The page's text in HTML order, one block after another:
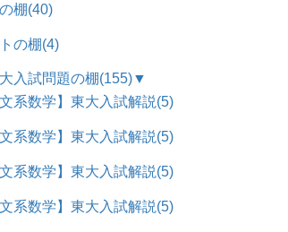
棚(40)
の棚(4)
入試問題の棚(155)▼
系数学】東大入試解説(5)
系数学】東大入試解説(5)
系数学】東大入試解説(5)
系数学】東大入試解説(5)